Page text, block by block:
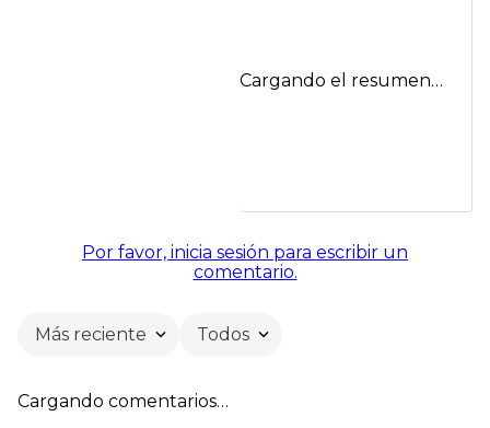
Cargando el resumen…
Por favor, inicia sesión para escribir un
comentario.
Más reciente Todos
Cargando comentarios…